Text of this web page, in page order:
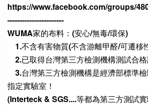
https://www.facebook.com/groups/
-----------------------
WUMA家的布料：(安心/無毒/環保)
1.不含有害物質(不含游離甲醛/可遷移
2.已取得台灣第三方檢測機構測試合格
3.台灣第三方檢測機構是經濟部標準
指定實驗室！
(Interteck & SGS....等都為第三方測試